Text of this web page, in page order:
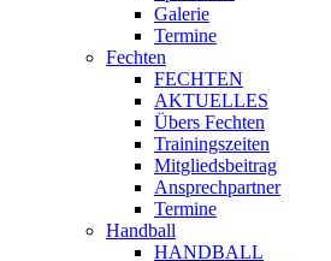
Galerie
Termine
Fechten
FECHTEN
AKTUELLES
Übers Fechten
Trainingszeiten
Mitgliedsbeitrag
Ansprechpartner
Termine
Handball
HANDBALL